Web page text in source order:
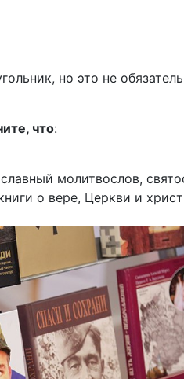
но это не
что:
молитвослов,
о вере, Церкви и